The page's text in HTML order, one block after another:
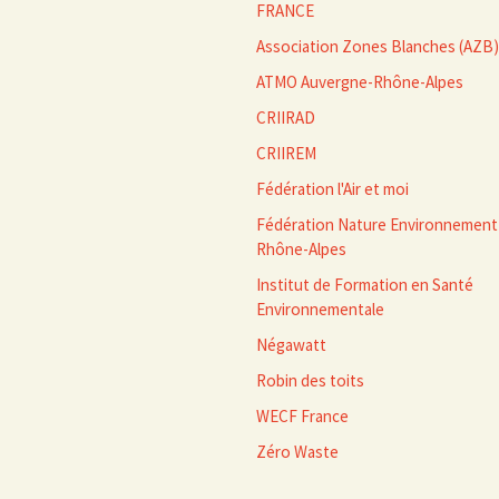
FRANCE
Association Zones Blanches (AZB)
ATMO Auvergne-Rhône-Alpes
CRIIRAD
CRIIREM
Fédération l'Air et moi
Fédération Nature
Rhône-Alpes
Institut de Formation en Santé
Environnementale
Négawatt
Robin des toits
WECF France
Zéro Waste